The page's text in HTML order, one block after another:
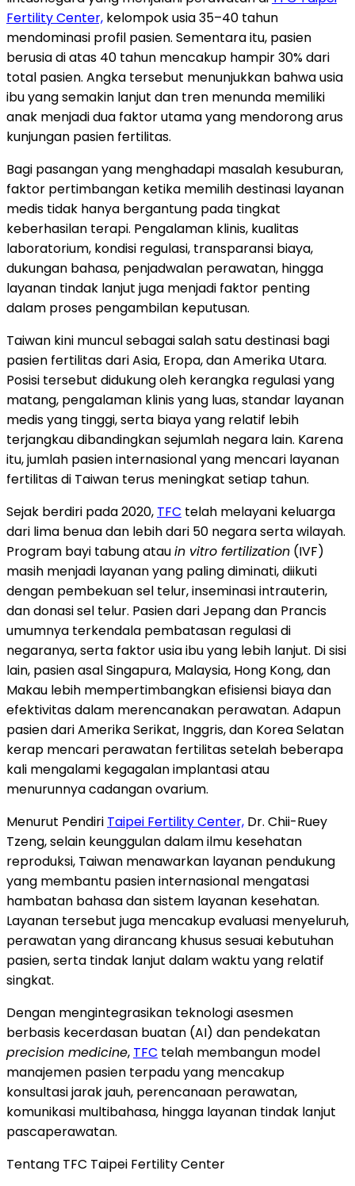
Fertility Center, kelompok usia 35–40 tahun
mendominasi profil pasien. Sementara itu, pasien
berusia di atas 40 tahun mencakup hampir 30% dari
total pasien. Angka tersebut menunjukkan bahwa usia
ibu yang semakin lanjut dan tren menunda memiliki
anak menjadi dua faktor utama yang mendorong arus
kunjungan pasien fertilitas.
Bagi pasangan yang menghadapi masalah kesuburan,
faktor pertimbangan ketika memilih destinasi layanan
medis tidak hanya bergantung pada tingkat
keberhasilan terapi. Pengalaman klinis, kualitas
laboratorium, kondisi regulasi, transparansi biaya,
dukungan bahasa, penjadwalan perawatan, hingga
layanan tindak lanjut juga menjadi faktor penting
dalam proses pengambilan keputusan.
Taiwan kini muncul sebagai salah satu destinasi bagi
pasien fertilitas dari Asia, Eropa, dan Amerika Utara.
Posisi tersebut didukung oleh kerangka regulasi yang
matang, pengalaman klinis yang luas, standar layanan
medis yang tinggi, serta biaya yang relatif lebih
terjangkau dibandingkan sejumlah negara lain. Karena
itu, jumlah pasien internasional yang mencari layanan
fertilitas di Taiwan terus meningkat setiap tahun.
Sejak berdiri pada 2020, TFC telah melayani keluarga
dari lima benua dan lebih dari 50 negara serta wilayah.
Program bayi tabung atauin vitro fertilization (IVF)
masih menjadi layanan yang paling diminati, diikuti
dengan pembekuan sel telur, inseminasi intrauterin,
dan donasi sel telur. Pasien dari Jepang dan Prancis
umumnya terkendala pembatasan regulasi di
negaranya, serta faktor usia ibu yang lebih lanjut. Di sisi
lain, pasien asal Singapura, Malaysia, Hong Kong, dan
Makau lebih mempertimbangkan efisiensi biaya dan
efektivitas dalam merencanakan perawatan. Adapun
pasien dari Amerika Serikat, Inggris, dan Korea Selatan
kerap mencari perawatan fertilitas setelah beberapa
kali mengalami kegagalan implantasi atau
menurunnya cadangan ovarium.
Menurut Pendiri Taipei Fertility Center, Dr. Chii-Ruey
Tzeng, selain keunggulan dalam ilmu kesehatan
reproduksi, Taiwan menawarkan layanan pendukung
yang membantu pasien internasional mengatasi
hambatan bahasa dan sistem layanan kesehatan.
Layanan tersebut juga mencakup evaluasi menyeluruh,
perawatan yang dirancang khusus sesuai kebutuhan
pasien, serta tindak lanjut dalam waktu yang relatif
singkat.
Dengan mengintegrasikan teknologi asesmen
berbasis kecerdasan buatan (AI) dan pendekatan
precision medicine, TFC telah membangun model
manajemen pasien terpadu yang mencakup
konsultasi jarak jauh, perencanaan perawatan,
komunikasi multibahasa, hingga layanan tindak lanjut
pascaperawatan.
Tentang TFC Taipei Fertility Center